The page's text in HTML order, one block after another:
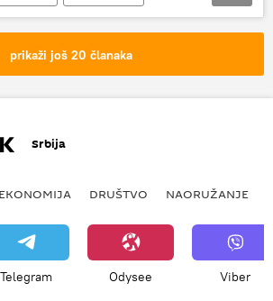
Rusija
Boljšoj teatar
prikaži još 20 članaka
Srbija
EKONOMIJA DRUŠTVO NAORUŽANJE
Telegram Odysee Viber